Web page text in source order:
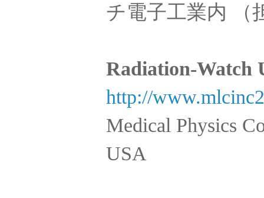
チ電子工業内 （
Radiation-Watch
http://
Medical Physics
USA